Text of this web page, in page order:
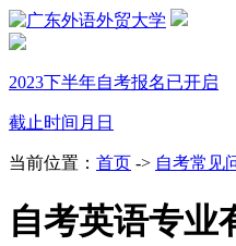
2023下半年自考报名已开启
截止时间 月 日
当前位置： 首页 -> 自考常见
自考英语专业